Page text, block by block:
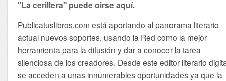
"La cerillera" puede oirse aquí.
Publicatuslibros.com está aportando al panorama literario
actual nuevos soportes, usando la Red como la mejor
herramienta para la difusión y dar a conocer la tarea
silenciosa de los creadores. Desde este editor literario
se acceden a unas innumerables oportunidades ya que la